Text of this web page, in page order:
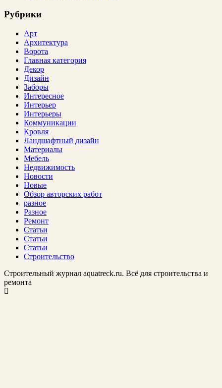
Рубрики
Арт
Архитектура
Ворота
Главная категория
Декор
Дизайн
Заборы
Интересное
Интерьер
Интерьеры
Коммуникации
Кровля
Ландшафтный дизайн
Материалы
Мебель
Недвижимость
Новости
Новые
Обзор авторских работ
разное
Разное
Ремонт
Статьи
Статьи
Статьи
Строительство
Строительный журнал aquatreck.ru. Всё для строительства и
ремонта